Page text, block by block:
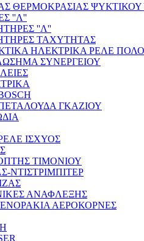
ΘΕΡΜΟΚΡΑΣΙΑΣ ΨΥΚΤΙΚΟΥ
''Λ''
''Λ''
ΤΑΧΥΤΗΤΑΣ
ΗΛΕΚΤΡΙΚΑ ΡΕΛΕ
ΣΥΝΕΡΓΕΙΟΥ
ΓΚΑΖΙΟΥ
ΙΣΧΥΟΣ
ΤΙΜΟΝΙΟΥ
ΝΤΙΣΤΡΙΜΠΙΤΕΡ
ΑΝΑΦΛΕΞΗΣ
ΑΕΡΟΚΟΡΝΕΣ